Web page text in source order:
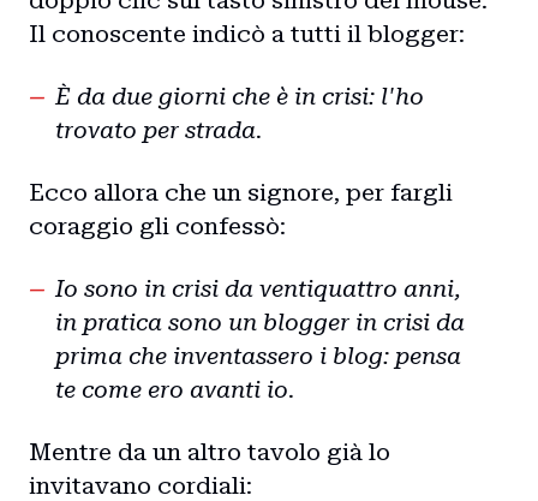
Il conoscente indicò a tutti il blogger:
È da due giorni che è in crisi: l'ho
trovato per strada.
Ecco allora che un signore, per fargli
coraggio gli confessò:
Io sono in crisi da ventiquattro anni,
in pratica sono un blogger in crisi da
prima che inventassero i blog: pensa
te come ero avanti io.
Mentre da un altro tavolo già lo
invitavano cordiali: